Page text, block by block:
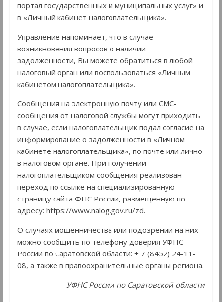
портал государственных и муниципальных услуг» и
в «Личный кабинет налогоплательщика».
Управление напоминает, что в случае
возникновения вопросов о наличии
задолженности, Вы можете обратиться в любой
налоговый орган или воспользоваться «Личным
кабинетом налогоплательщика».
Сообщения на электронную почту или СМС-
сообщения от налоговой службы могут приходить
в случае, если налогоплательщик подал согласие на
информирование о задолженности в «Личном
кабинете налогоплательщика», по почте или лично
в налоговом органе. При получении
налогоплательщиком сообщения реализован
переход по ссылке на специализированную
страницу сайта ФНС России, размещенную по
адресу: https://www.nalog.gov.ru/zd.
О случаях мошенничества или подозрении на них
можно сообщить по телефону доверия УФНС
России по Саратовской области: + 7 (8452) 24-11-
08, а также в правоохранительные органы региона.
УФНС России по Саратовской области